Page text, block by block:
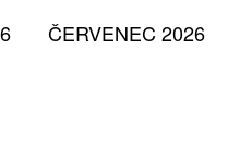
ČERVENEC 2026